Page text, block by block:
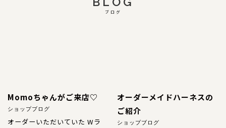
ブログ
Momoちゃんがご来店♡
ショップブログ
オーダーいただいていた Wラ
オーダーメイドハーネスの
ご紹介
ショップブログ